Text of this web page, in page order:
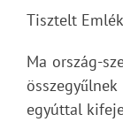
Tisztelt
Ma ország-
egyúttal